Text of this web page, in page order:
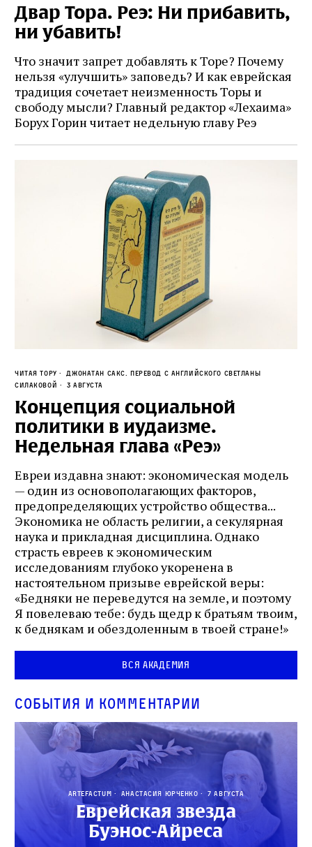
Двар Тора. Реэ: Ни прибавить,
ни убавить!
Что значит запрет добавлять к Торе? Почему
нельзя «улучшить» заповедь? И как еврейская
традиция сочетает неизменность Торы и
свободу мысли? Главный редактор «Лехаима»
Борух Горин читает недельную главу Реэ
Читая Тору
Джонатан Сакс. Перевод с английского Светланы
Силаковой
3 августа
Концепция социальной
политики в иудаизме.
Недельная глава «Реэ»
Евреи издавна знают: экономическая модель
— один из основополагающих факторов,
предопределяющих устройство общества...
Экономика не область религии, а секулярная
наука и прикладная дисциплина. Однако
страсть евреев к экономическим
исследованиям глубоко укоренена в
настоятельном призыве еврейской веры:
«Бедняки не переведутся на земле, и поэтому
Я повелеваю тебе: будь щедр к братьям твоим,
к беднякам и обездоленным в твоей стране!»
Вся академия
События и комментарии
Artefactum Анастасия Юрченко 7 августа
Еврейская звезда
Буэнос‑Айреса